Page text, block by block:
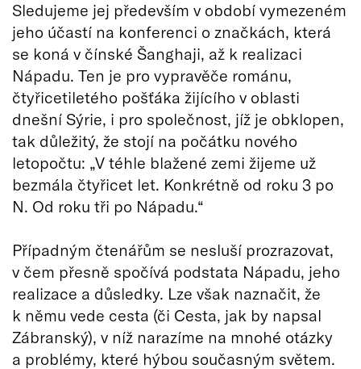
Sledujeme jej především v období vymezeném
jeho účastí na konferenci o značkách, která
se koná v čínské Šanghaji, až k realizaci
Nápadu. Ten je pro vypravěče románu,
čtyřicetiletého pošťáka žijícího v oblasti
dnešní Sýrie, i pro společnost, jíž je obklopen,
tak důležitý, že stojí na počátku nového
letopočtu: „V téhle blažené zemi žijeme už
bezmála čtyřicet let. Konkrétně od roku 3 po
N. Od roku tři po Nápadu.“
Případným čtenářům se nesluší prozrazovat,
v čem přesně spočívá podstata Nápadu, jeho
realizace a důsledky. Lze však naznačit, že
k němu vede cesta (či Cesta, jak by napsal
Zábranský), v níž narazíme na mnohé otázky
a problémy, které hýbou současným světem.